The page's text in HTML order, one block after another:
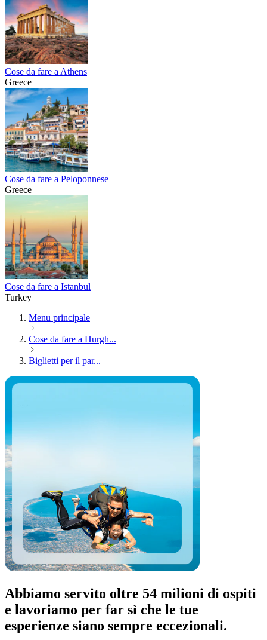
Cose da fare a Athens
Greece
Cose da fare a Peloponnese
Greece
Cose da fare a Istanbul
Turkey
Menu principale
Cose da fare a Hurgh...
Biglietti per il par...
Abbiamo servito oltre 54 milioni di ospiti
e lavoriamo per far sì che le tue
esperienze siano sempre eccezionali.